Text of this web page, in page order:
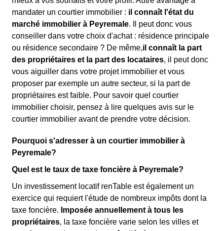
mandater un courtier immobilier : il connaît l'état du
marché immobilier à Peyremale. Il peut donc vous
conseiller dans votre choix d'achat : résidence principale
ou résidence secondaire ? De même,il connaît la part
des propriétaires et la part des locataires, il peut donc
vous aiguiller dans votre projet immobilier et vous
proposer par exemple un autre secteur, si la part de
propriétaires est faible. Pour savoir quel courtier
immobilier choisir, pensez à lire quelques avis sur le
courtier immobilier avant de prendre votre décision.
Pourquoi s'adresser à un courtier immobilier à
Peyremale?
Quel est le taux de taxe foncière à Peyremale?
Un investissement locatif renTable est également un
exercice qui requiert l'étude de nombreux impôts dont la
taxe foncière. Imposée annuellement à tous les
propriétaires, la taxe foncière varie selon les villes et